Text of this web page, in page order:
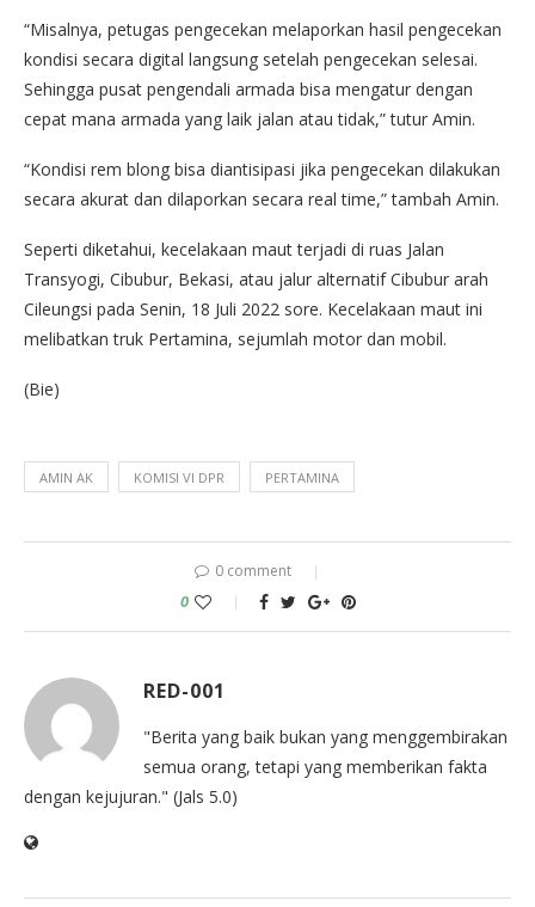
“Misalnya, petugas pengecekan melaporkan hasil pengecekan
kondisi secara digital langsung setelah pengecekan selesai.
Sehingga pusat pengendali armada bisa mengatur dengan
cepat mana armada yang laik jalan atau tidak,” tutur Amin.
“Kondisi rem blong bisa diantisipasi jika pengecekan dilakukan
secara akurat dan dilaporkan secara real time,” tambah Amin.
Seperti diketahui, kecelakaan maut terjadi di ruas Jalan
Transyogi, Cibubur, Bekasi, atau jalur alternatif Cibubur arah
Cileungsi pada Senin, 18 Juli 2022 sore. Kecelakaan maut ini
melibatkan truk Pertamina, sejumlah motor dan mobil.
(Bie)
AMIN AK KOMISI VI DPR PERTAMINA
0 comment
0
RED-001
"Berita yang baik bukan yang menggembirakan
semua orang, tetapi yang memberikan fakta
dengan kejujuran." (Jals 5.0)